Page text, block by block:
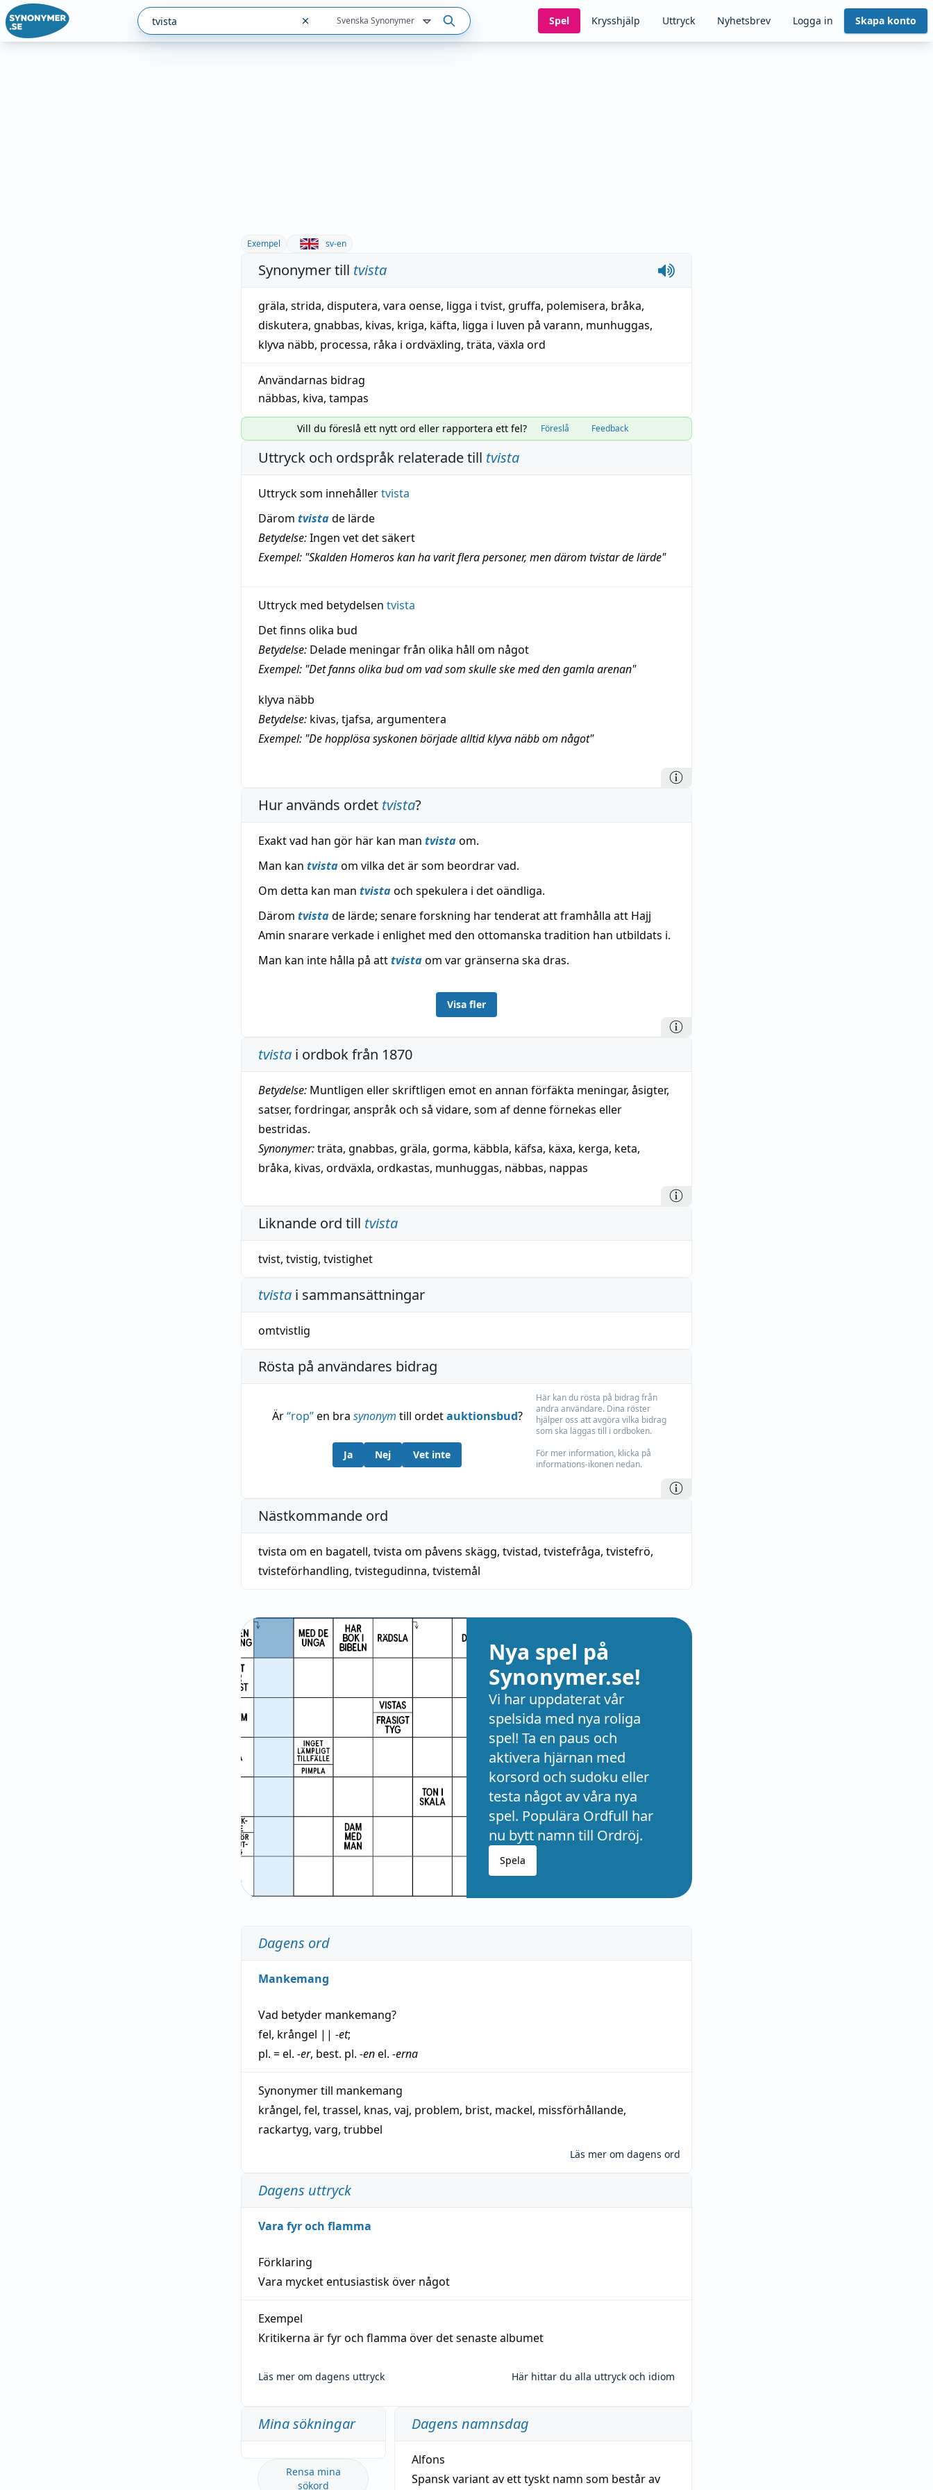
Svenska Synonymer Spel Krysshjälp Uttryck Nyhetsbrev Logga in Skapa konto
Exempel sv-en
Synonymer till tvista
gräla, strida, disputera, vara oense, ligga i tvist, gruffa, polemisera, bråka,
diskutera, gnabbas, kivas, kriga, käfta, ligga i luven på varann, munhuggas,
klyva näbb, processa, råka i ordväxling, träta, växla ord
Användarnas bidrag
näbbas, kiva, tampas
Vill du föreslå ett nytt ord eller rapportera ett fel? Föreslå Feedback
Uttryck och ordspråk relaterade till tvista
Uttryck som innehållertvista
Därom tvistade lärde
Betydelse:Ingen vet det säkert
Exempel: "Skalden Homeros kan ha varit flera personer, men därom tvistar de lärde"
Uttryck med betydelsen tvista
Det finns olika bud
Betydelse: Delade meningar från olika håll om något
Exempel: "Det fanns olika bud om vad som skulle ske med den gamla arenan"
klyva näbb
Betydelse: kivas, tjafsa, argumentera
Exempel: "De hopplösa syskonen började alltid klyva näbb om något"
Hur används ordet tvista?
Exakt vad han gör här kan man tvistaom.
Man kan tvistaom vilka det är som beordrar vad.
Om detta kan man tvistaoch spekulera i det oändliga.
Därom tvistade lärde; senare forskning har tenderat att framhålla att Hajj
Amin snarare verkade i enlighet med den ottomanska tradition han utbildats i.
Man kan inte hålla på atttvistaom var gränserna ska dras.
Visa fler
tvista i ordbok från 1870
Betydelse: Muntligen eller skriftligen emot en annan förfäkta meningar, åsigter,
satser, fordringar, anspråk och så vidare, som af denne förnekas eller
bestridas.
Synonymer:träta, gnabbas, gräla, gorma, käbbla, käfsa, käxa, kerga, keta,
bråka, kivas, ordväxla, ordkastas, munhuggas, näbbas, nappas
Liknande ord till tvista
tvist, tvistig, tvistighet
tvista i sammansättningar
omtvistlig
Rösta på användares bidrag
Är“rop”en bra synonym till ordetauktionsbud?
Ja Nej Vet inte
Här kan du rösta på bidrag från
andra användare. Dina röster
hjälper oss att avgöra vilka bidrag
som ska läggas till i ordboken.
För mer information, klicka på
informations-ikonen nedan.
Nästkommande ord
tvista om en bagatell, tvista om påvens skägg, tvistad, tvistefråga, tvistefrö,
tvisteförhandling, tvistegudinna, tvistemål
Nya spel på
Synonymer.se!
Vi har uppdaterat vår
spelsida med nya roliga
spel! Ta en paus och
aktivera hjärnan med
korsord och sudoku eller
testa något av våra nya
spel. Populära Ordfull har
nu bytt namn till Ordröj.
Spela
Dagens ord
Mankemang
Vad betyder mankemang?
fel, krångel || -et;
pl. = el. -er, best. pl. -enel. -erna
Synonymer till mankemang
krångel, fel, trassel, knas, vaj, problem, brist, mackel, missförhållande,
rackartyg, varg, trubbel
Läs mer om dagens ord
Dagens uttryck
Vara fyr och flamma
Förklaring
Vara mycket entusiastisk över något
Exempel
Kritikerna är fyr och flamma över det senaste albumet
Läs mer om dagens uttryck Här hittar du alla uttryck och idiom
Mina sökningar
Rensa mina
sökord
Dagens namnsdag
Alfons
Spansk variant av ett tyskt namn som består av